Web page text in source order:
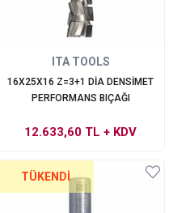
ITA TOOLS
16X25X16 Z=3+1 DİA DENSİMET
PERFORMANS BIÇAĞI
12.633,60 TL + KDV
TÜKENDI